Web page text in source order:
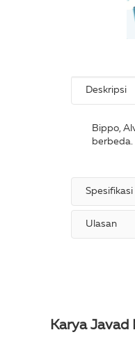
Deskripsi
Bippo,
berbeda.
Spesifikasi
Ulasan
Karya